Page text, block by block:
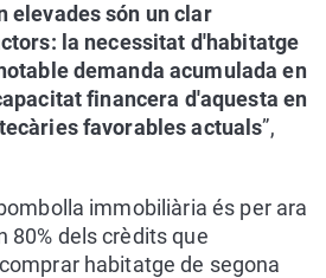
elevades són un clar
la necessitat d'habitatge
demanda acumulada en
financera d'aquesta en
favorables actuals”,
immobiliària és per ara
80% dels crèdits que
habitatge de segona